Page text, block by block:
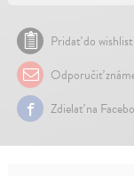
Pridať do
Odporučiť
Zdielať na